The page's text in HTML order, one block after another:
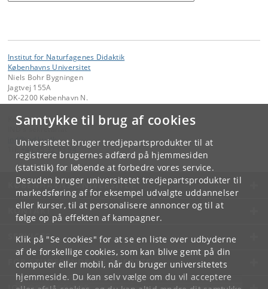
Samtykke til brug af cookies
Universitetet bruger tredjepartsprodukter til at
registrere brugernes adfærd på hjemmesiden
(statistik) for løbende at forbedre vores service.
Desuden bruger universitetet tredjepartsprodukter til
markedsføring af for eksempel udvalgte uddannelser
eller kurser, til at personalisere annoncer og til at
følge op på effekten af kampagner.
Klik på "Se cookies" for at se en liste over udbyderne
af de forskellige cookies, som kan blive gemt på din
computer eller mobil, når du bruger universitetets
hjemmeside. Du kan selv vælge om du vil acceptere
Institut for Naturfagenes Didaktik
Københavns Universitet
Niels Bohr Bygningen
Jagtvej 155A
DK-2200 København N.
Kontakt:
IND's sekretariat
ind @ind. ku.dk
KØBENHAVNS UNIVERSITET
KONTAKT
SERVICES
FOR STUDERENDE OG ANSATTE